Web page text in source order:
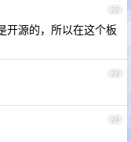
22
开源的，所以在这个板
23
24